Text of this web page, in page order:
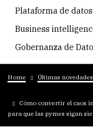
Navegacion
temática
principal
Plataforma de datos
Business
Gobernanza de
Home Últimas
Cómo convertir el caos
para que las pymes sigan